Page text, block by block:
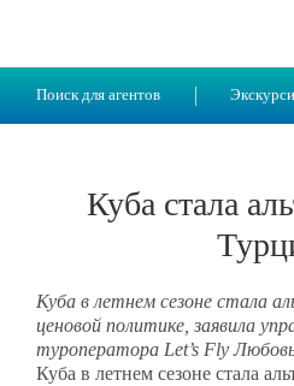
Поиск для агентов
Куба стала
Куба в летнем сезоне стала
ценовой политике, заявила
туроператора Let’s Fly
Куба в летнем сезоне стала